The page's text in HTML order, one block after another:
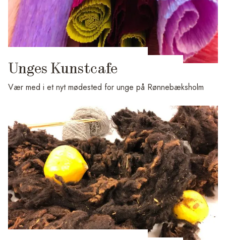
Unges Kunstcafe
Vær med i et nyt mødested for unge på Rønnebæksholm